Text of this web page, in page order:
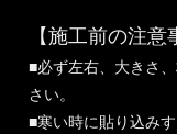
【施工前の注意
■必ず左右、大きさ
さい。
■寒い時に貼り込み